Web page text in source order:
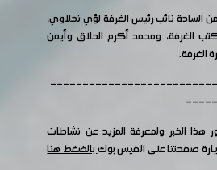
السادة نائب رئيس الغرفة لؤي نحلاوي،
الغرفة، ومحمد أكرم الحلاق وأيمن
الغرفة.
هذا الخبر ولمعرفة المزيد عن نشاطات
صفحتنا على الفيس بوكبالضغط هنا